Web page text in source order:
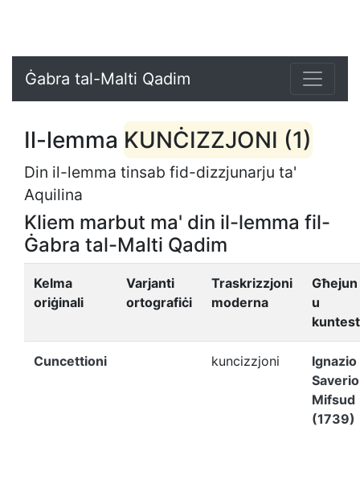
Ġabra tal-Malti Qadim
Il-lemma KUNĊIZZJONI (1)
Din il-lemma tinsab fid-dizzjunarju ta'
Aquilina
Kliem marbut ma' din il-lemma fil-
Ġabra tal-Malti Qadim
Kelma
oriġinali
Varjanti
ortografiċi
Traskrizzjoni
moderna
Għejun
u
Cuncettioni kuncizzjoni
Ignazio
Saverio
Mifsud
(1739)